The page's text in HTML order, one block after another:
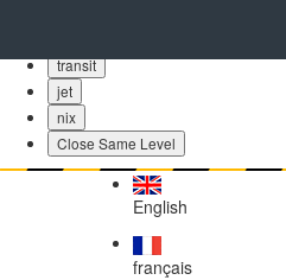
transit
jet
nix
Close Same Level
English
français